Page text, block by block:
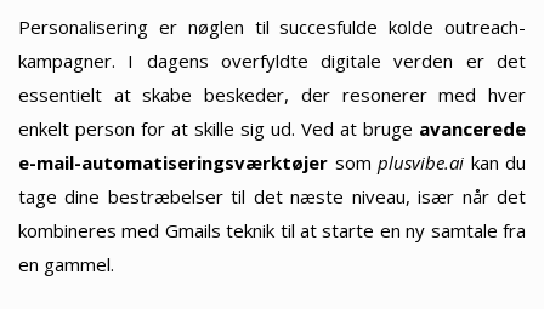
Personalisering er nøglen til succesfulde kolde outreach-
kampagner. I dagens overfyldte digitale verden er det
essentielt at skabe beskeder, der resonerer med hver
enkelt person for at skille sig ud. Ved at bruge avancerede
e-mail-automatiseringsværktøjer som plusvibe.ai kan du
tage dine bestræbelser til det næste niveau, især når det
kombineres med Gmails teknik til at starte en ny samtale fra
en gammel.